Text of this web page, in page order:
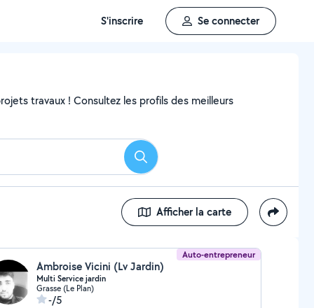
S'inscrire Se connecter
travaux ! Consultez les profils des meilleurs
Rechercher
Afficher la carte
Auto-entrepreneur
Ambroise Vicini (Lv Jardin)
Multi Service jardin
Grasse (Le Plan)
-/5